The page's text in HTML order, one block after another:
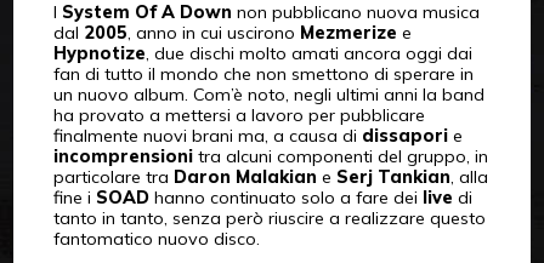
I System Of A Down non pubblicano nuova musica
dal 2005, anno in cui uscirono Mezmerize e
Hypnotize, due dischi molto amati ancora oggi dai
fan di tutto il mondo che non smettono di sperare in
un nuovo album. Com’è noto, negli ultimi anni la band
ha provato a mettersi a lavoro per pubblicare
finalmente nuovi brani ma, a causa di dissaporie
incomprensionitra alcuni componenti del gruppo, in
particolare tra Daron Malakian e Serj Tankian, alla
fine i SOADhanno continuato solo a fare dei live di
tanto in tanto, senza però riuscire a realizzare questo
fantomatico nuovo disco.